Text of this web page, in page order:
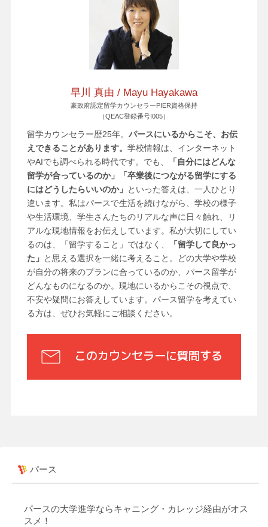
早川 真由 / Mayu Hayakawa
豪政府認定留学カウンセラーPIER資格保持
（QEAC登録番号I005）
留学カウンセラー歴25年。 パースにいるからこそ、お伝
えできることがあります。 学校情報は、インターネット
やAIでも調べられる時代です。でも、
「自分にはどんな
留学が合っているのか」「卒業後につながる留学にする
にはどうしたらいいのか」 といった答えは、一人ひとり
違います。私はパースで生活を続けながら、学校の様子
や生活環境、学生さんたちのリアルな声に日々触れ、リ
アルな現地情報をお伝えしています。私が大切にしてい
るのは、「留学すること」ではなく、
「留学して良かっ
た」 と思える選択を一緒に考えること。どの大学や学校
が自分の将来のプランに合っているのか、パース留学が
どんなものになるのか。現地にいるからこその視点で、
不安や疑問にお答えしています。パース留学を考えてい
る方は、ぜひお気軽にご相談ください。
このカウンセラーに質問する
パース
パースの大学進学ならキャニング・カレッジ経由がオス
スメ！